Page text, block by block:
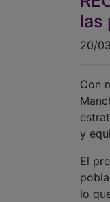
las
20/
Con
y
El
lo